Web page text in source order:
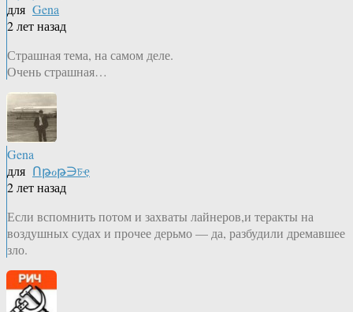
для Gena
2 лет назад
Страшная тема, на самом деле.
Очень страшная…
Gena
для Ոթℴթ∋চҿ
2 лет назад
Если вспомнить потом и захваты лайнеров,и теракты на
воздушных судах и прочее дерьмо — да, разбудили дремавшее
зло.